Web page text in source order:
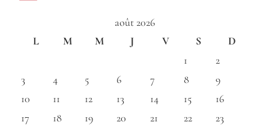
août 2026
L
M M J V S
D
1
2
3
4 5 6 7 8
9
10
11 12 13 14 15
16
17
18 19 20 21 22
23